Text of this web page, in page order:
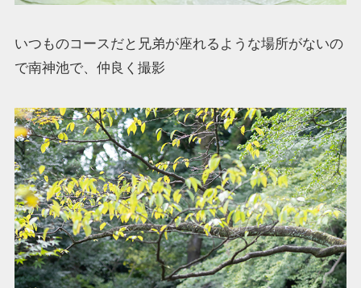
いつものコースだと兄弟が座れるような場所がないの
で南神池で、仲良く撮影